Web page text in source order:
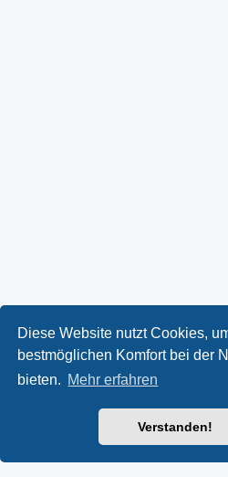
Diese Website nutzt Cookies,
bestmöglichen Komfort bei der
bieten. Mehr erfahren
Verstanden!